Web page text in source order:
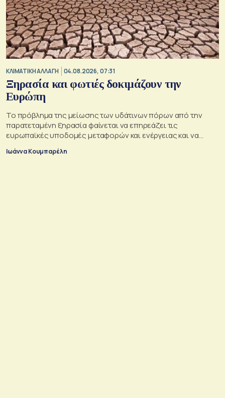
ΚΛΙΜΑΤΙΚΗ ΑΛΛΑΓΗ 04.08.2026, 07:31
Ξηρασία και φωτιές δοκιμάζουν την
Ευρώπη
Το πρόβλημα της μείωσης των υδάτινων πόρων από την
παρατεταμένη ξηρασία φαίνεται να επηρεάζει τις
ευρωπαϊκές υποδομές μεταφορών και ενέργειας και να
Ιωάννα Κουμπαρέλη